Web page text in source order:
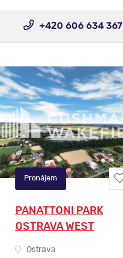
+420 606 634 367
PANATTONI PARK
OSTRAVA WEST
Ostrava
Pronájem